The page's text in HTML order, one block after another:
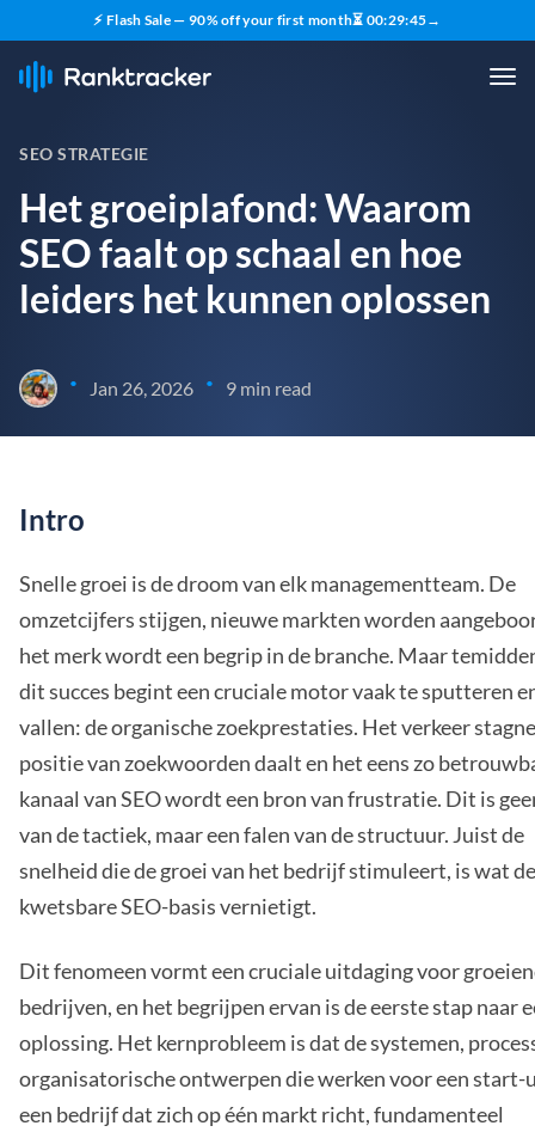
⚡ Flash Sale — 90% off your first month⏳ 00:29:43→
SEO STRATEGIE
Het groeiplafond: Waarom
SEO faalt op schaal en hoe
leiders het kunnen oplossen
• Jan 26, 2026 • 9 min read
Intro
Snelle groei is de droom van elk managementteam. De
omzetcijfers stijgen, nieuwe markten worden
het merk wordt een begrip in de branche. Maar
dit succes begint een cruciale motor vaak te sputteren
vallen: de organische zoekprestaties. Het verkeer
positie van zoekwoorden daalt en het eens zo
kanaal van SEO wordt een bron van frustratie. Dit is
van de tactiek, maar een falen van de structuur. Juist de
snelheid die de groei van het bedrijf stimuleert, is wat de
kwetsbare SEO-basis vernietigt.
Dit fenomeen vormt een cruciale uitdaging voor
bedrijven, en het begrijpen ervan is de eerste stap naar
oplossing. Het kernprobleem is dat de systemen,
organisatorische ontwerpen die werken voor een start-
een bedrijf dat zich op één markt richt, fundamenteel